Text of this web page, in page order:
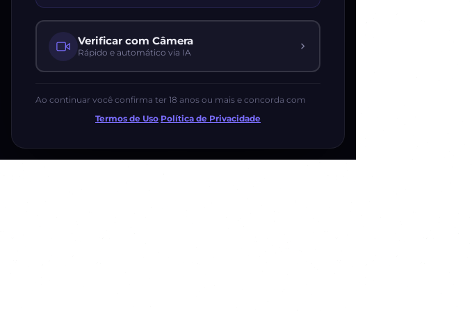
Verificar com Câmera
Rápido e automático via IA
Ao continuar você confirma ter 18 anos ou mais e concorda com
Termos de Uso·Política de Privacidade